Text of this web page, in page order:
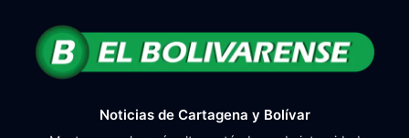
Noticias de Cartagena y Bolívar